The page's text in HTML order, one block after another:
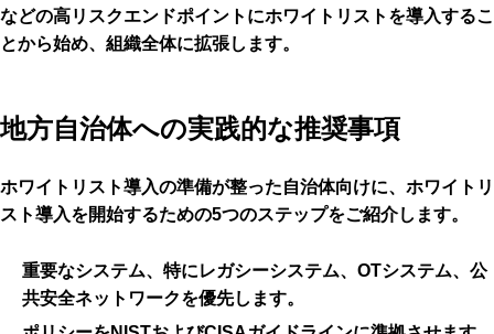
などの高リスクエンドポイントにホワイトリストを導入するこ
とから始め、組織全体に拡張します。
地方自治体への実践的な推奨事項
ホワイトリスト導入の準備が整った自治体向けに、ホワイトリ
スト導入を開始するための5つのステップをご紹介します。
重要なシステム、特にレガシーシステム、OTシステム、公
共安全ネットワークを優先します。